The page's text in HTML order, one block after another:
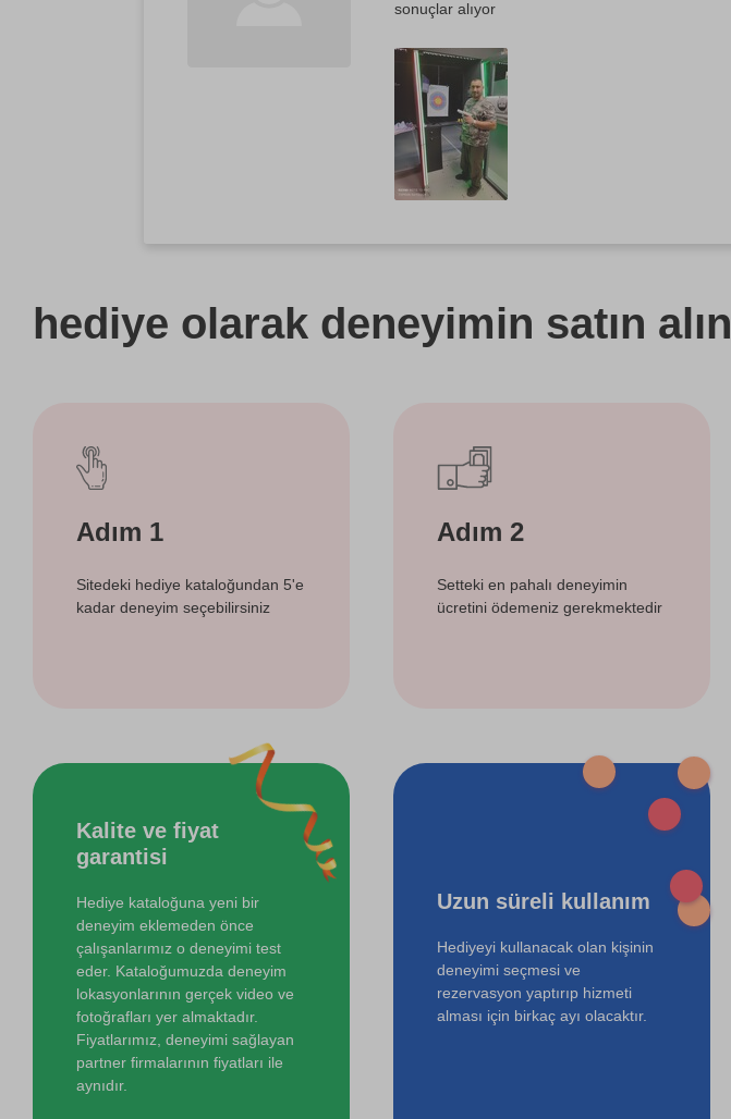
sonuçlar alıyor
hediye olarak deneyimin satın
Adım 1
Sitedeki hediye kataloğundan 5'e
kadar deneyim seçebilirsiniz
Adım 2
Setteki en pahalı deneyimin
ücretini ödemeniz gerekmektedir
Kalite ve fiyat
garantisi
Hediye kataloğuna yeni bir
deneyim eklemeden önce
çalışanlarımız o deneyimi test
eder. Kataloğumuzda deneyim
lokasyonlarının gerçek video ve
fotoğrafları yer almaktadır.
Fiyatlarımız, deneyimi sağlayan
partner firmalarının fiyatları ile
aynıdır.
Uzun süreli kullanım
Hediyeyi kullanacak olan kişinin
deneyimi seçmesi ve
rezervasyon yaptırıp hizmeti
alması için birkaç ayı olacaktır.